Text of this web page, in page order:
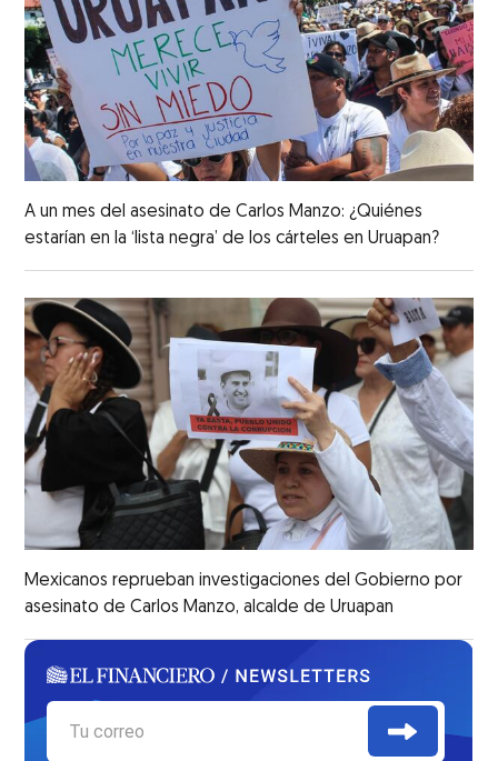
A un mes del asesinato de Carlos Manzo: ¿Quiénes
estarían en la ‘lista negra’ de los cárteles en Uruapan?
Mexicanos reprueban investigaciones del Gobierno por
asesinato de Carlos Manzo, alcalde de Uruapan